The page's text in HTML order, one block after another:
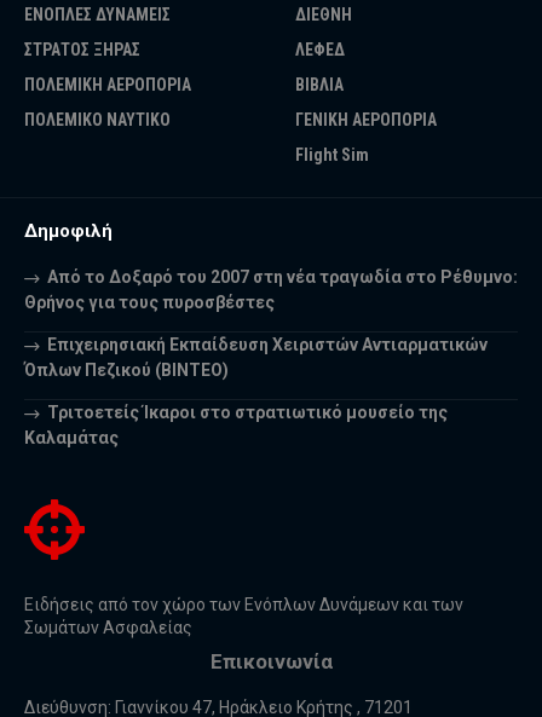
ΕΝΟΠΛΕΣ ΔΥΝΑΜΕΙΣ
ΣΤΡΑΤΟΣ ΞΗΡΑΣ
ΠΟΛΕΜΙΚΗ ΑΕΡΟΠΟΡΙΑ
ΠΟΛΕΜΙΚΟ ΝΑΥΤΙΚΟ
ΔΙΕΘΝΗ
ΛΕΦΕΔ
ΒΙΒΛΙΑ
ΓΕΝΙΚΗ ΑΕΡΟΠΟΡΙΑ
Flight Sim
Δημοφιλή
Από το Δοξαρό του 2007 στη νέα τραγωδία στο Ρέθυμνο:
Θρήνος για τους πυροσβέστες
Επιχειρησιακή Εκπαίδευση Χειριστών Αντιαρματικών
Όπλων Πεζικού (ΒΙΝΤΕΟ)
Τριτοετείς Ίκαροι στο στρατιωτικό μουσείο της
Καλαμάτας
Ειδήσεις από τον χώρο των Ενόπλων Δυνάμεων και των
Σωμάτων Ασφαλείας
Επικοινωνία
Διεύθυνση: Γιαννίκου 47, Ηράκλειο Κρήτης , 71201